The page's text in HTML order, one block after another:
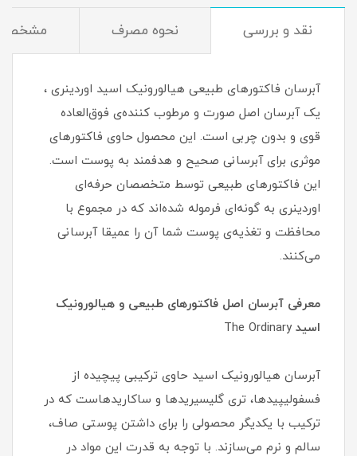
نقد و بررسی نحوه مصرف
آبرسان فاکتورهای طبیعی هیالورونیک اسید اوردینری ،
یک آبرسان اصل صورت و مرطوب کننده‌ی فوق‌العاده
قوی و بدون چربی است. این محصول حاوی فاکتورهای
موثری برای آبرسانی صحیح و هدفمند به پوست است.
این فاکتورهای طبیعی توسط متخصصان حرفه‌ای
اوردینری به گونه‌ای فرموله شده‌اند که در مجموع با
محافظت و تغذیه‌ی پوست شما آن را عمیقا آبرسانی
می‌کنند.
معرفی آبرسان اصل فاکتورهای طبیعی و هیالورونیک
اسید
آبرسان هیالورونیک اسید حاوی ترکیبی پیچیده از
فسفولیپیدها، تری گلیسیریدها و ساکاریدهاست که در
ترکیب با یکدیگر محصولی را برای داشتن پوستی صاف،
سالم و نرم می‌سازند. با توجه به قدرت این مواد در